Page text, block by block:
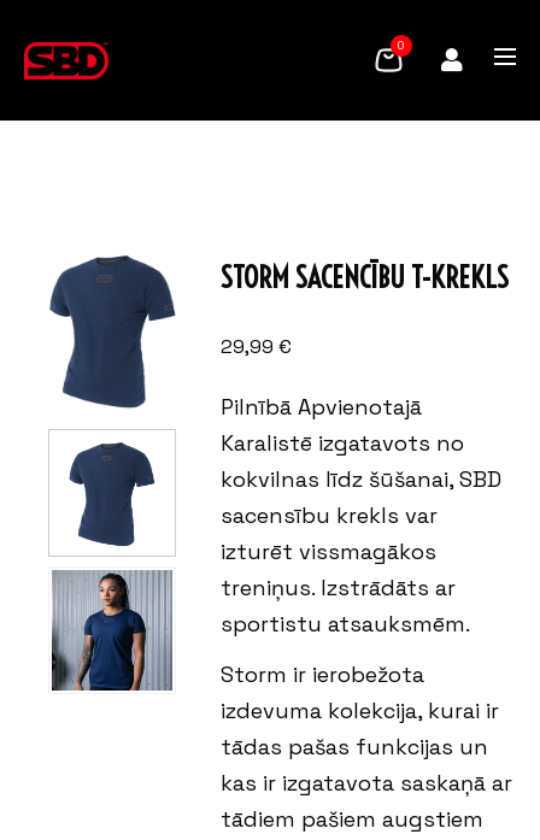
0
STORM SACENCĪBU T-KREKLS
29,99€
Pilnībā Apvienotajā
Karalistē izgatavots no
kokvilnas līdz šūšanai, SBD
sacensību krekls var
izturēt vissmagākos
treniņus. Izstrādāts ar
sportistu atsauksmēm.
Storm ir ierobežota
izdevuma kolekcija, kurai ir
tādas pašas funkcijas un
kas ir izgatavota saskaņā ar
tādiem pašiem augstiem